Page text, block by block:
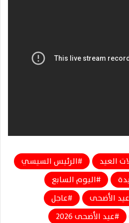
العيد
الرئيس السيسي
اليوم السابع
الأضحى
عاجل
عيد الأضحى 2026